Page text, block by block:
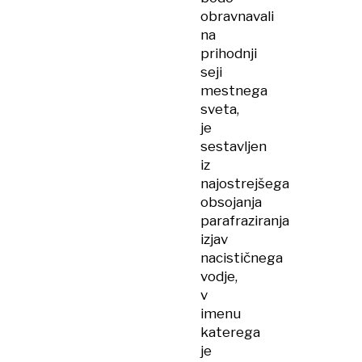
obravnavali
na
prihodnji
seji
mestnega
sveta,
je
sestavljen
iz
najostrejšega
obsojanja
parafraziranja
izjav
nacističnega
vodje,
v
imenu
katerega
je